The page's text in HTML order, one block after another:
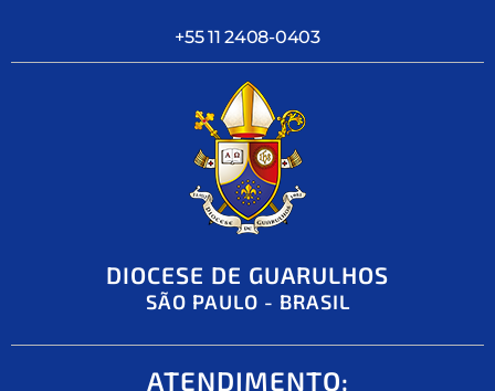
+55 11 2408-0403
DIOCESE DE GUARULHOS
SÃO PAULO - BRASIL
ATENDIMENTO: